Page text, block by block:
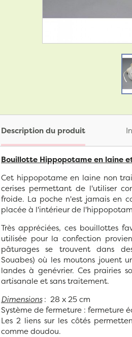
Description du produit
Bouillotte Hippopotame en laine
Cet hippopotame en laine non
cerises permettant de l'utiliser
froide. La poche n'est jamais en
placée à l'intérieur de
Très appréciées, ces bouillottes
utilisée pour la confection
pâturages se trouvent dans
Souabes) où les moutons jouent
landes à genévrier. Ces prairies
artisanale et sans traitement.
Dimensions: 28 x 25 cm
Système de fermeture : fermeture
Les 2 liens sur les côtés
comme doudou.